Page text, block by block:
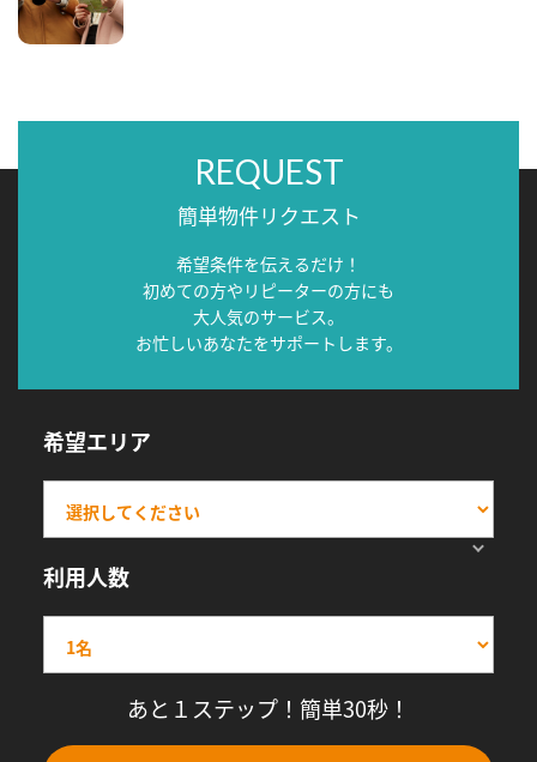
REQUEST
簡単物件リクエスト
希望条件を伝えるだけ！
初めての方やリピーターの方にも
大人気のサービス。
お忙しいあなたをサポートします。
希望エリア
利用人数
あと１ステップ！簡単30秒！